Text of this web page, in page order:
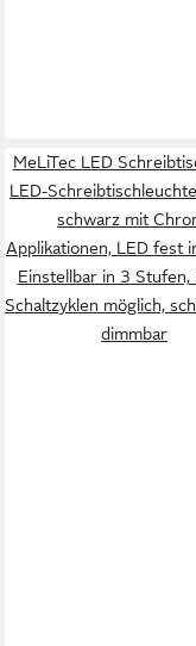
MeLiTec LED
LED-
schwarz mit
Applikationen, LED fest
Einstellbar in 3
Schaltzyklen möglich,
dimmbar